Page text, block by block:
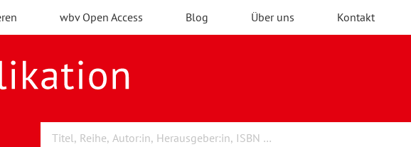
wbv Open Access Blog Über uns Kontakt